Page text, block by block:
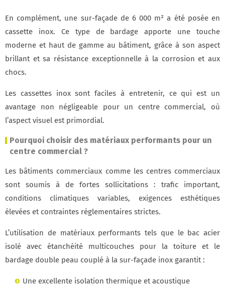
En complément, une sur-façade de 6 000 m² a été posée en
cassette inox. Ce type de bardage apporte une touche
moderne et haut de gamme au bâtiment, grâce à son aspect
brillant et sa résistance exceptionnelle à la corrosion et aux
chocs.
Les cassettes inox sont faciles à entretenir, ce qui est un
avantage non négligeable pour un centre commercial, où
l’aspect visuel est primordial.
Pourquoi choisir des matériaux performants pour un
centre commercial ?
Les bâtiments commerciaux comme les centres commerciaux
sont soumis à de fortes sollicitations : trafic important,
conditions climatiques variables, exigences esthétiques
élevées et contraintes réglementaires strictes.
L’utilisation de matériaux performants tels que le bac acier
isolé avec étanchéité multicouches pour la toiture et le
bardage double peau couplé à la sur-façade inox garantit :
Une excellente isolation thermique et acoustique